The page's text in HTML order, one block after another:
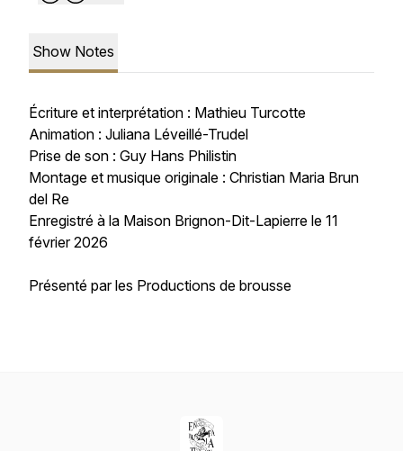
Show Notes
Écriture et interprétation : Mathieu Turcotte
Animation : Juliana Léveillé-Trudel
Prise de son : Guy Hans Philistin
Montage et musique originale : Christian Maria Brun
del Re
Enregistré à la Maison Brignon-Dit-Lapierre le 11
février 2026
Présenté par les Productions de brousse